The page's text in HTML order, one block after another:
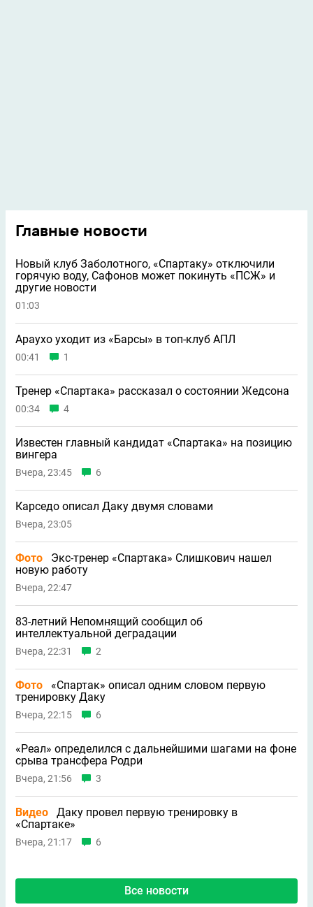
Главные новости
Новый клуб Заболотного, «Спартаку» отключили
горячую воду, Сафонов может покинуть «ПСЖ» и
другие новости
01:03
Араухо уходит из «Барсы» в топ-клуб АПЛ
00:41 1
Тренер «Спартака» рассказал о состоянии Жедсона
00:34 4
Известен главный кандидат «Спартака» на позицию
вингера
Вчера, 23:45 6
Карседо описал Даку двумя словами
Вчера, 23:05
Фото
Экс-тренер «Спартака» Слишкович нашел
новую работу
Вчера, 22:47
83-летний Непомнящий сообщил об
интеллектуальной деградации
Вчера, 22:31 2
Фото
«Спартак» описал одним словом первую
тренировку Даку
Вчера, 22:15 6
«Реал» определился с дальнейшими шагами на фоне
срыва трансфера Родри
Вчера, 21:56 3
Видео
Даку провел первую тренировку в
«Спартаке»
Вчера, 21:17 6
Все новости